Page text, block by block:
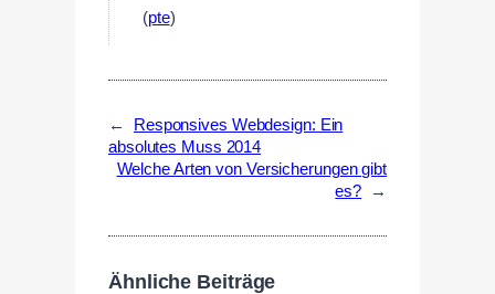
(pte)
←
Responsives Webdesign: Ein
absolutes Muss 2014
Welche Arten von Versicherungen gibt
es?
→
Ähnliche Beiträge